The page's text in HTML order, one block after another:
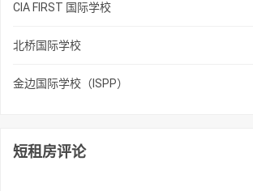
CIA FIRST 国际学校
北桥国际学校
金边国际学校（ISPP）
短租房评论